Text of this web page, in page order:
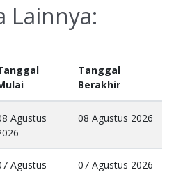
Lainnya:
Tanggal
Berakhir
Agustus
08 Agustus 2026
Agustus
07 Agustus 2026